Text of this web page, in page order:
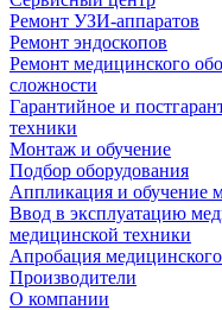
Ремонт УЗИ-аппаратов
Ремонт эндоскопов
Ремонт медицинского
сложности
Гарантийное и
техники
Монтаж и обучение
Подбор оборудования
Аппликация и обучение
Ввод в эксплуатацию
медицинской техники
Апробация
Производители
О компании